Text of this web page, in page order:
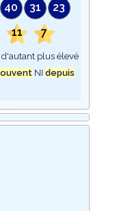
40 31 23
11 7
plus élevé
NIdepuis